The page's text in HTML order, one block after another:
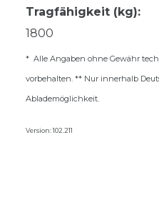
Tragfähigkeit (kg):
1800
* Alle Angaben ohne Gewähr
vorbehalten. ** Nur innerhalb
Ablademöglichkeit.
Version: 102.211